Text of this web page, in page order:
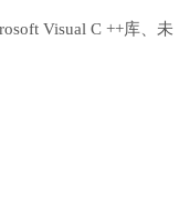
Visual C ++库、未